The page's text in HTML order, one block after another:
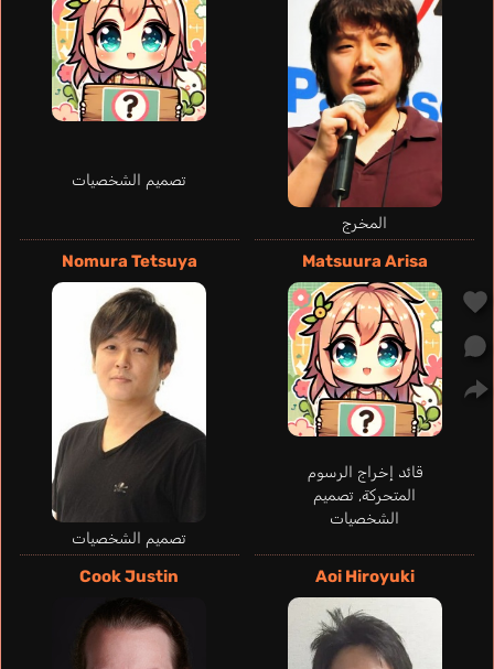
المخرج
تصميم الشخصيات
Matsuura Arisa
قائد إخراج الرسوم
المتحركة, تصميم
الشخصيات
Nomura Tetsuya
تصميم الشخصيات
Aoi Hiroyuki
Cook Justin
Takahashi Vyni
برتغالي
Chapin Clifford
Ruiz Miguel Ángel
إسباني
Misaki Shiki
Hachimine Anna